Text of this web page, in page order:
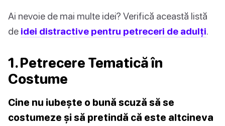
Ai nevoie de mai multe idei? Verifică această listă
de idei distractive pentru petreceri de adulți.
1. Petrecere Tematică în
Costume
Cine nu iubește o bună scuză să se
costumeze și să pretindă că este altcineva